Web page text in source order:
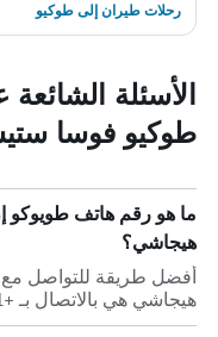
رحلات طيران إلى طوكيو
الأسئلة
طوكيو فوسا
ما هو رقم هاتف
هيجاشي؟
أفضل طريقة للتواصل
هيجاشي هي بالاتصال بـ +81 425 531 045.